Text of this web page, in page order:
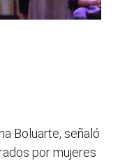
Boluarte, señaló
por mujeres